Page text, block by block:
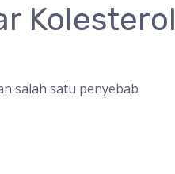
Kolesterol
salah satu penyebab